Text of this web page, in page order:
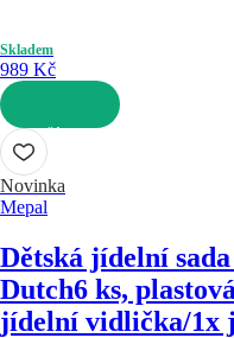
Skladem
989 Kč
DO KOŠÍKU
Novinka
Mepal
Dětská jídelní
Dutch6 ks,
jídelní vidlička/1x